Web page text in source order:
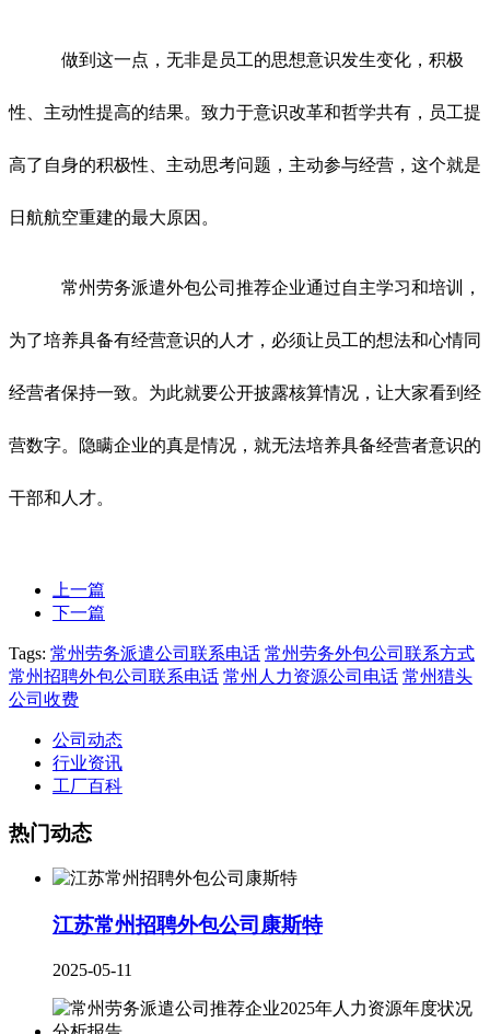
做到这一点，无非是员工的思想意识发生变化，积极
性、主动性提高的结果。致力于意识改革和哲学共有，员工提
高了自身的积极性、主动思考问题，主动参与经营，这个就是
日航航空重建的最大原因。
常州劳务派遣外包公司推荐企业通过自主学习和培训，
为了培养具备有经营意识的人才，必须让员工的想法和心情同
经营者保持一致。为此就要公开披露核算情况，让大家看到经
营数字。隐瞒企业的真是情况，就无法培养具备经营者意识的
干部和人才。
上一篇
下一篇
Tags: 常州劳务派遣公司联系电话 常州劳务外包公司联系方式
常州招聘外包公司联系电话 常州人力资源公司电话 常州猎头
公司收费
公司动态
行业资讯
工厂百科
热门动态
江苏常州招聘外包公司康斯特
2025-05-11